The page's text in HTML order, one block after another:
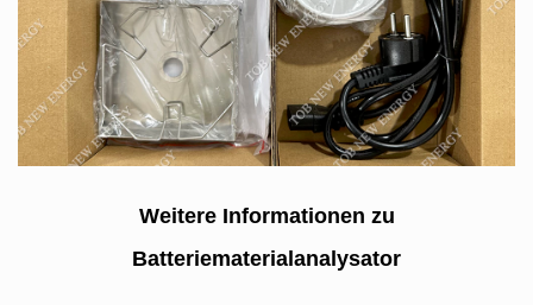
Weitere Informationen zu
Batteriematerialanalysator